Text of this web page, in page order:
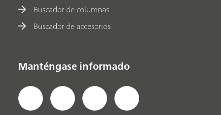
Buscador de columnas
Buscador de accesorios
Manténgase informado